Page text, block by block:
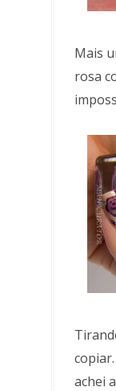
Mais
rosa
achei